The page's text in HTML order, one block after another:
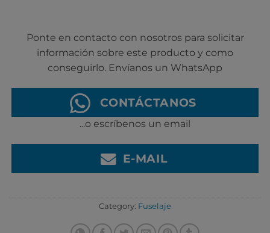
Ponte en contacto con nosotros para solicitar
información sobre este producto y como
conseguirlo. Envíanos un WhatsApp
CONTÁCTANOS
...o escríbenos un email
E-MAIL
Category: Fuselaje